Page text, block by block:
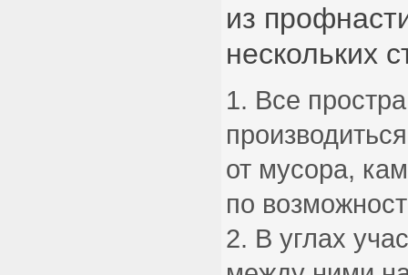
из
нескольких
Все
от мусора,
по
В углах